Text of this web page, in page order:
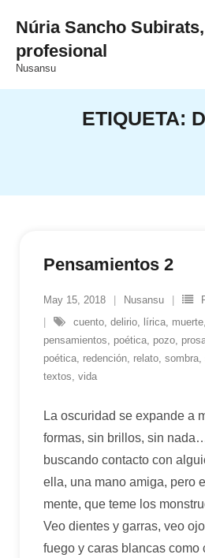
contenido
Núria Sancho
profesional
Nusansu
ETIQUETA:
Pensamientos 2
May 15, 2018 Nusansu
cuento, delirio, lírica, muerte,
pensamientos, poética, pozo,
poética, redención, relato, sombra,
textos, vida
La oscuridad se expande a
formas, sin brillos, sin
buscando contacto con
ella, una mano amiga, pero
mente, que teme los
Veo dientes y garras, veo
fuego y caras blancas como